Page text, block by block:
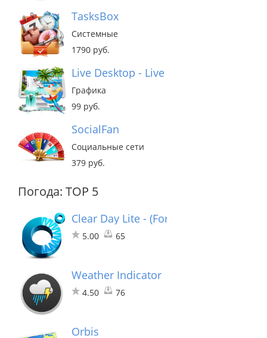
TasksBox
Системные
1790 руб.
Live Desktop - Live Wallpapers
Графика
99 руб.
SocialFan
Социальные сети
379 руб.
Погода: TOP 5
Clear Day Lite - (Formerly Weather HD
5.00 65
Weather Indicator
4.50 76
Orbis